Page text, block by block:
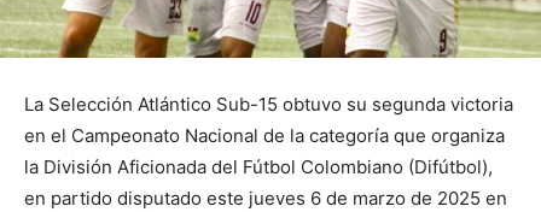
La Selección Atlántico Sub-15 obtuvo su segunda victoria
en el Campeonato Nacional de la categoría que organiza
la División Aficionada del Fútbol Colombiano (Difútbol),
en partido disputado este jueves 6 de marzo de 2025 en